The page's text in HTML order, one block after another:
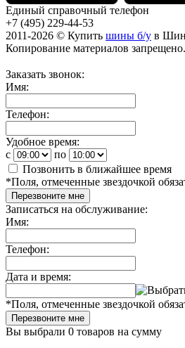
Единый справочный телефон
+7 (495) 229-44-53
2011-2026 © Купить шины б/у в
Копирование материалов запрещено.
Заказать звонок:
Имя:
Телефон:
Удобное время:
c
по
Позвонить в ближайшее время
*Поля, отмеченные звездочкой
Перезвоните мне
Записаться на обслуживание:
Имя:
Телефон:
Дата и время:
*Поля, отмеченные звездочкой
Перезвоните мне
Вы выбрали 0 товаров на сумму